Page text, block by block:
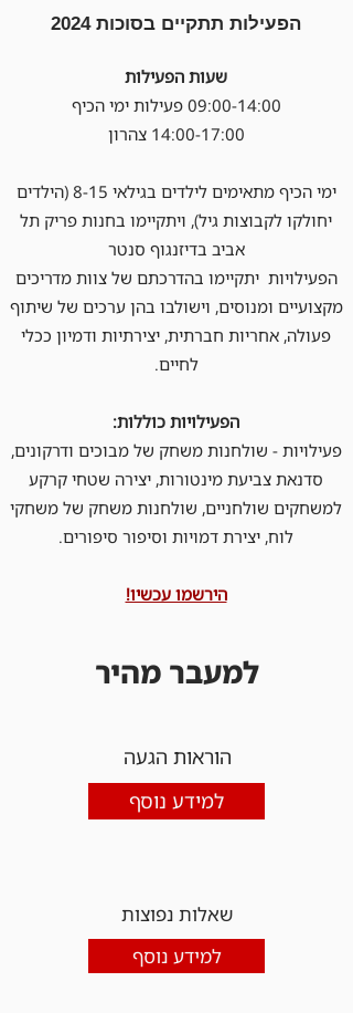
הפעילות תתקיים בסוכות 2024
שעות הפעילות
09:00-14:00 פעילות ימי הכיף
14:00-17:00 צהרון
ימי הכיף מתאימים לילדים בגילאי 8-15 (הילדים
יחולקו לקבוצות גיל), ויתקיימו בחנות פריק תל
אביב בדיזנגוף סנטר
הפעילויות יתקיימו בהדרכתם של צוות מדריכים
מקצועיים ומנוסים, וישולבו בהן ערכים של שיתוף
פעולה, אחריות חברתית, יצירתיות ודמיון ככלי
לחיים.
הפעילויות כוללות:
פעילויות - שולחנות משחק של מבוכים ודרקונים,
סדנאת צביעת מינטורות, יצירה שטחי קרקע
למשחקים שולחניים, שולחנות משחק של משחקי
לוח, יצירת דמויות וסיפור סיפורים.
הירשמו עכשיו!
למעבר מהיר
הוראות הגעה
למידע נוסף
שאלות נפוצות
למידע נוסף